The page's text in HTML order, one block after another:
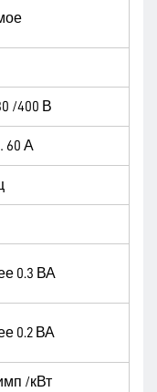
/400 В
60 А
0.3 ВА
0.2 ВА
/кВт